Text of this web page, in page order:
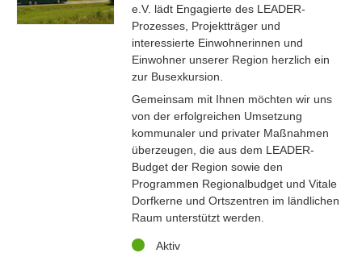
e.V. lädt Engagierte des LEADER-
Prozesses, Projektträger und
interessierte Einwohnerinnen und
Einwohner unserer Region herzlich ein
zur Busexkursion.
Gemeinsam mit Ihnen möchten wir uns
von der erfolgreichen Umsetzung
kommunaler und privater Maßnahmen
überzeugen, die aus dem LEADER-
Budget der Region sowie den
Programmen Regionalbudget und Vitale
Dorfkerne und Ortszentren im ländlichen
Raum unterstützt werden.
StatusAktiv